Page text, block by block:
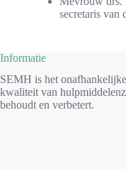
secretaris van
Informatie
SEMH is het
kwaliteit van
behoudt en verbetert.